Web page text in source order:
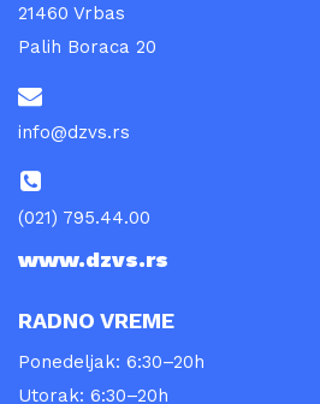
21460 Vrbas
Palih Boraca 20
info@dzvs.rs
(021) 795.44.00
www.dzvs.rs
RADNO VREME
Ponedeljak: 6:30–20h
Utorak: 6:30–20h